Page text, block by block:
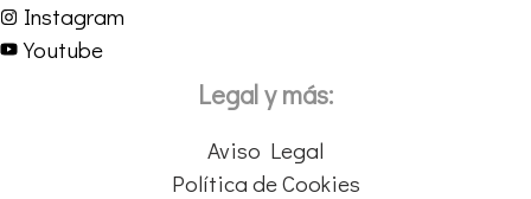
Instagram
Youtube
Legal y más:
Aviso Legal
Política de Cookies